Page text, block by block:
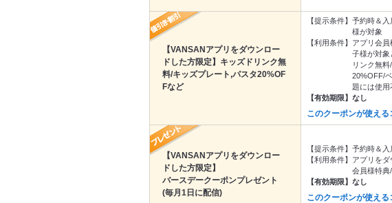
【VANSANアプリをダウンロー
ドした方限定】キッズドリンク無
料/キッズプレート,パスタ20%OF
Fなど
【提示条件】 予約時＆
様が対象
【利用条件】
アプリ会
子様が対
リンク無
20%OFF/
題には使用
【有効期限】 なし
このクーポンが使える
【VANSANアプリをダウンロー
ドした方限定】
バースデークーポンプレゼント
(毎月1日に配信)
【提示条件】 予約時＆入
【利用条件】
アプリをダ
会員様特典
【有効期限】 なし
このクーポンが使える